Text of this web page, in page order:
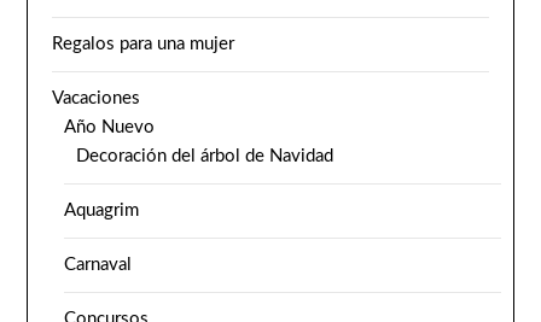
Regalos para una mujer
Vacaciones
Año Nuevo
Decoración del árbol de Navidad
Aquagrim
Carnaval